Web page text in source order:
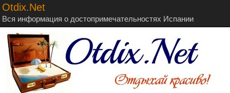
Otdix.Net
Вся информация о достопримечательностях Испании